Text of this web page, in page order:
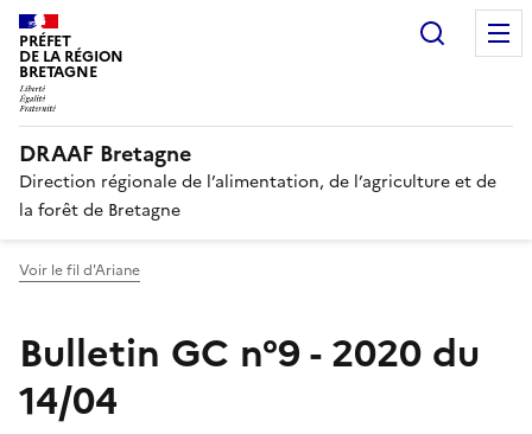
PRÉFET
DE LA RÉGION
BRETAGNE
DRAAF Bretagne
Direction régionale de l’alimentation, de l’agriculture et de
la forêt de Bretagne
Voir le fil d'Ariane
Bulletin GC n°9 - 2020 du
14/04